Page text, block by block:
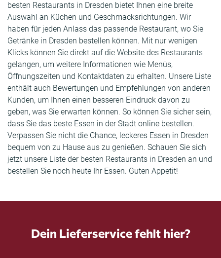
besten Restaurants in Dresden bietet Ihnen eine breite
Auswahl an Küchen und Geschmacksrichtungen. Wir
haben für jeden Anlass das passende Restaurant, wo Sie
Getränke in Dresden bestellen können. Mit nur wenigen
Klicks können Sie direkt auf die Website des Restaurants
gelangen, um weitere Informationen wie Menüs,
Öffnungszeiten und Kontaktdaten zu erhalten. Unsere Liste
enthält auch Bewertungen und Empfehlungen von anderen
Kunden, um Ihnen einen besseren Eindruck davon zu
geben, was Sie erwarten können. So können Sie sicher sein,
dass Sie das beste Essen in der Stadt online bestellen.
Verpassen Sie nicht die Chance, leckeres Essen in Dresden
bequem von zu Hause aus zu genießen. Schauen Sie sich
jetzt unsere Liste der besten Restaurants in Dresden an und
bestellen Sie noch heute Ihr Essen. Guten Appetit!
Dein Lieferservice fehlt hier?